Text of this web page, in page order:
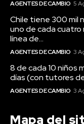
AGENTES DE CAMBIO 5
Chile tiene 300 mil
uno de cada cuatro
línea de...
AGENTES DE CAMBIO 3
8 de cada 10 niños
días (con tutores
AGENTES DE CAMBIO 3
Mapa del